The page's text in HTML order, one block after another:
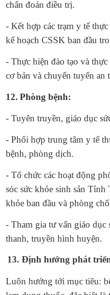
chẩn đoán điều trị.
- Kết hợp các trạm y tế
kế hoạch CSSK ban đầu
- Thực hiện đào tạo và
cơ bản và chuyển tuyến an
12. Phòng bệnh:
- Tuyên truyền, giáo dục
- Phối hợp trung tâm y tế
bệnh, phòng dịch.
- Tổ chức các hoạt động
sóc sức khỏe sinh sản
khỏe ban đầu và phòng
- Tham gia tư vấn giáo
thanh, truyền hình huyện.
13. Định hướng phát
Luôn hướng tới mục tiêu: